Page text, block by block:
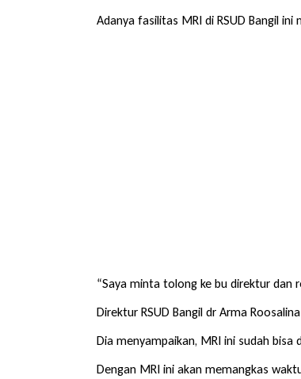
Adanya fasilitas MRI di RSUD Bangil
“Saya minta tolong ke bu direktur dan
Direktur RSUD Bangil dr Arma
Dia menyampaikan, MRI ini sudah
Dengan MRI ini akan memangkas